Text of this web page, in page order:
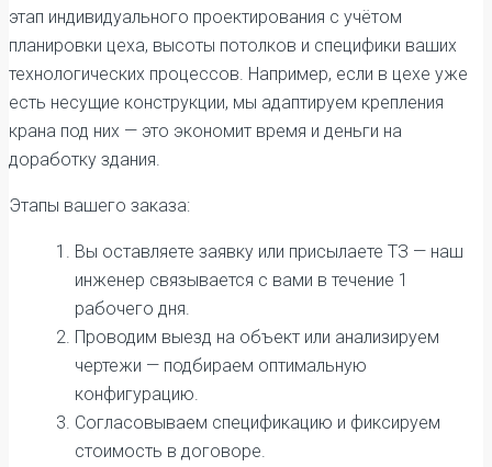
этап индивидуального проектирования с учётом
планировки цеха, высоты потолков и специфики ваших
технологических процессов. Например, если в цехе уже
есть несущие конструкции, мы адаптируем крепления
крана под них — это экономит время и деньги на
доработку здания.
Этапы вашего заказа:
Вы оставляете заявку или присылаете ТЗ — наш
инженер связывается с вами в течение 1
рабочего дня.
Проводим выезд на объект или анализируем
чертежи — подбираем оптимальную
конфигурацию.
Согласовываем спецификацию и фиксируем
стоимость в договоре.